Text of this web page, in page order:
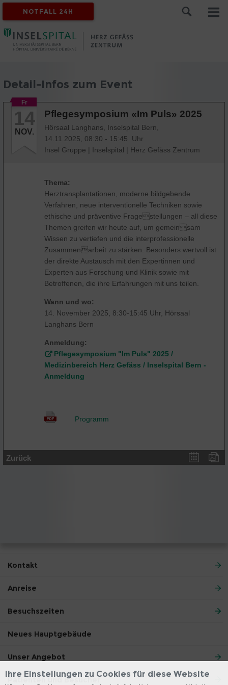
NOTFALL 24H
Detail-Infos zum Event
Fr
14
NOV.
Pflegesymposium «Im Puls» 2025
Hörsaal Langhans, Inselspital Bern,
14.11.2025, 08:30 - 15:45 Uhr
Insel Gruppe | Inselspital | Herz Gefäss Zentrum
Thema:
Herztransplantationen, moderne bildgebende
Verfahren, neue interventionelle Techniken sowie
ethische und präventive Fragestellungen – all diese
Themen greifen wir heute auf, um gemeinsam
Wissen zu vertiefen und die interprofessionelle
Zusammenarbeit zu stärken. Besonders wertvoll ist
der direkte Austausch mit den Expertinnen und
Experten aus Forschung und Klinik sowie mit
Betroffenen, die ihre Erfahrungen mit uns teilen.
Wann und wo:
14. November 2025, 8:30-15:45 Uhr, Hörsaal
Langhans Bern
Anmeldung:
Pflegesymposium "Im Puls" 2025 /
Medizinbereich Herz Gefäss / Inselspital Bern -
Anmeldung
Programm
Zurück
Kontakt
Anreise
Besuchszeiten
Neues Hauptgebäude
Unser Angebot
Patienten und Besucher
Ihre Einstellungen zu Cookies für diese Website